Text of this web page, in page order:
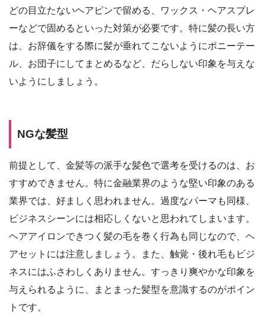
どの目立たないヘアピンで留める、ワックス・ヘアスプレ
ーなどで固めるといった対策が必要です。特に髪の長い方
は、お辞儀をする際に髪が垂れてこないようにポニーテー
ル、お団子にしてまとめるなど、だらしない印象を与えな
いようにしましょう。
NGな髪型
前提として、金髪等の派手な髪色で選考を受けるのは、お
すすめできません。特に金融業界のような堅い印象のある
業界では、好ましく思われません。過度なパーマも同様、
ビジネスシーンには相応しくないと思われてしまいます。
ヘアアイロンできつく髪の毛を巻く行為も同じなので、ヘ
アセットには注意しましょう。また、触覚・後れ毛もビジ
ネスにはふさわしくありません。すっきり爽やかな印象を
与えられるように、まとまった髪型を意識するのがポイン
トです。